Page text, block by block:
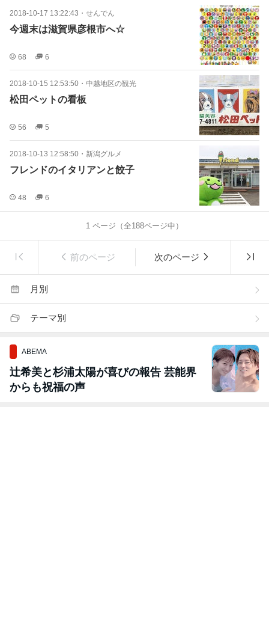
2018-10-17 13:22:43 ・ せんでん
今週末は滋賀県彦根市へ☆
68 6
2018-10-15 12:53:50 ・ 中越地区の観光
松田ペットの看板
56 5
2018-10-13 12:58:50 ・ 新潟グルメ
フレンドのイタリアンと餃子
48 6
1 ページ（全188ページ中）
前のページ 次のページ
月別
テーマ別
ABEMA
辻希美と杉浦太陽が喜びの報告 芸能界
からも祝福の声